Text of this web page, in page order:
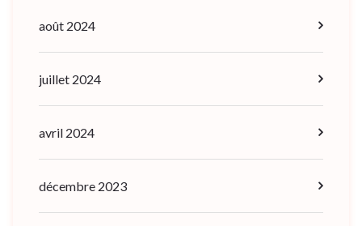
août 2024
juillet 2024
avril 2024
décembre 2023